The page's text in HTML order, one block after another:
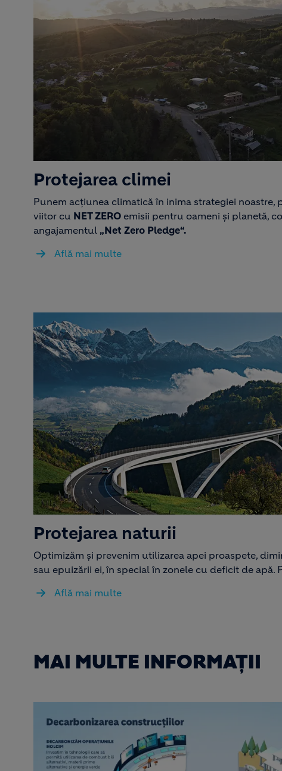
Protejarea climei
Punem acțiunea climatică în inima strategiei noastre,
viitor cu NET ZERO emisii pentru oameni și planetă,
angajamentul „Net Zero Pledge“.
Află mai multe
Protejarea naturii
Optimizăm și prevenim utilizarea apei proaspete,
sau epuizării ei, în special în zonele cu deficit de apă.
Află mai multe
MAI MULTE INFORMAȚII